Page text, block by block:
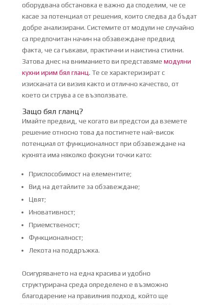
оборудвана обстановка е важно да споделим, че се
касае за потенциал от решения, които следва да бъдат
добре анализирани. Системите от модули не случайно
са предпочитан начин на обзавеждане предвид
факта, че са гъвкави, практични и наистина стилни.
Затова днес на вниманието ви представяме модулни
кухни ирим бял гланц. Те се характеризират с
изисканата си визия както и отлично качество, от
което си струва а се възползвате.
Защо бял гланц?
Имайте предвид, че когато ви предстои да вземете
решение относно това да постигнете най-висок
потенциал от функционалност при обзавеждане на
кухнята има няколко фокусни точки като:
Приспособимост на елементите;
Вид на детайлите за обзавеждане;
Цвят;
Иновативност;
Приемственост;
Функционалност;
Лекота на поддръжка.
Осигуряването на една красива и удобно
структурирана среда определено е възможно
благодарение на правилния подход, който ще